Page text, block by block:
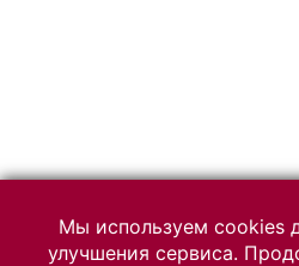
Мы используем cookies
улучшения сервиса.